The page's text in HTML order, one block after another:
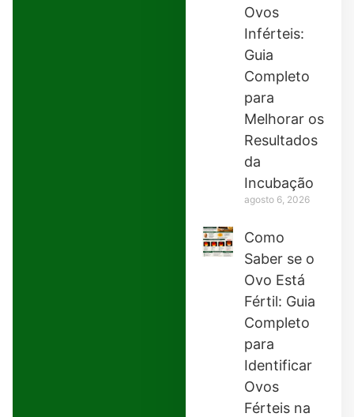
Ovos
Inférteis:
Guia
Completo
para
Melhorar os
Resultados
da
Incubação
agosto 6, 2026
Como
Saber se o
Ovo Está
Fértil: Guia
Completo
para
Identificar
Ovos
Férteis na